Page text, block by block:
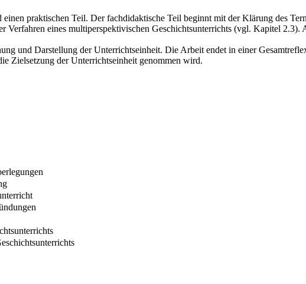
praktischen Teil. Der fachdidaktische Teil beginnt mit der Klärung des
eines multiperspektivischen Geschichtsunterrichts (vgl. Kapitel
und Darstellung der Unterrichtseinheit. Die Arbeit endet in einer
Zielsetzung der Unterrichtseinheit genommen wird.